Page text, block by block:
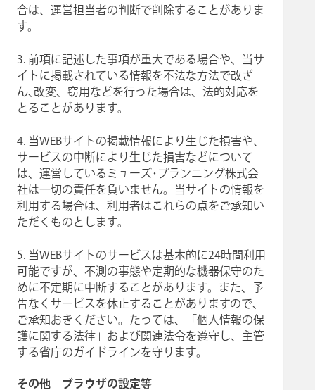
合は、運営担当者の判断で削除することがありま
す。
3. 前項に記述した事項が重大である場合や、当サ
イトに掲載されている情報を不法な方法で改ざ
ん､改変、窃用などを行った場合は、法的対応を
とることがあります。
4. 当WEBサイトの掲載情報により生じた損害や、
サービスの中断により生じた損害などについて
は、運営しているミューズ･プランニング株式会
社は一切の責任を負いません。当サイトの情報を
利用する場合は、利用者はこれらの点をご承知い
ただくものとします。
5. 当WEBサイトのサービスは基本的に24時間利用
可能ですが、不測の事態や定期的な機器保守のた
めに不定期に中断することがあります。また、予
告なくサービスを休止することがありますので、
ご承知おきください。たっては、「個人情報の保
護に関する法律」および関連法令を遵守し、主管
する省庁のガイドラインを守ります。
その他 ブラウザの設定等